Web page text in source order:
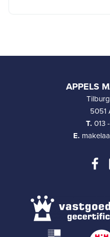
APPELS
5051
T. 013
E.